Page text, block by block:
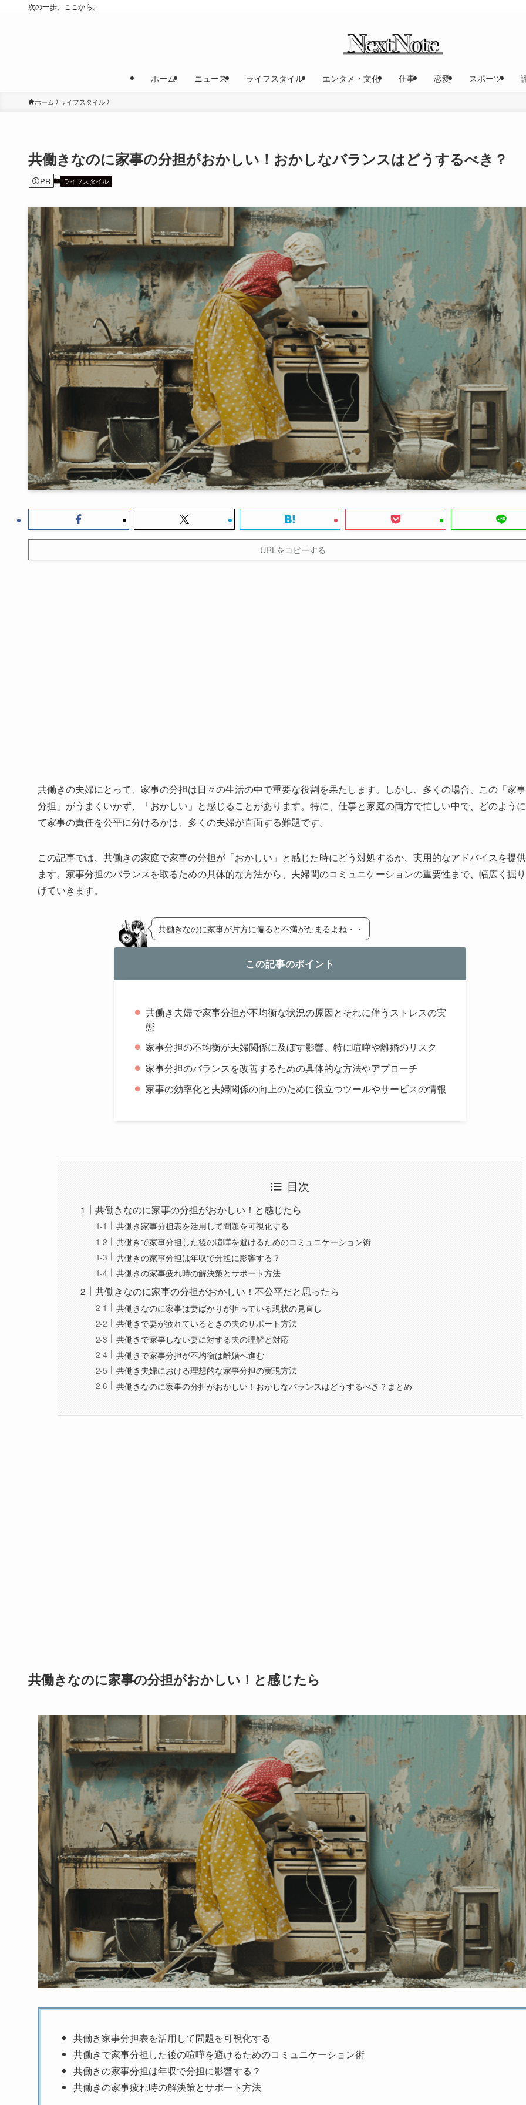
次の一歩、ここから。
ホーム ニュース ライフスタイル エンタメ・文化 仕事 恋愛 スポーツ
ホーム ライフスタイル
共働きなのに家事の分担がおかしい！おかしなバランスはどうするべき？
PR ライフスタイル
URLをコピーする
共働きの夫婦にとって、家事の分担は日々の生活の中で重要な役割を果たします。しかし、多くの場合、この「家
分担」がうまくいかず、「おかしい」と感じることがあります。特に、仕事と家庭の両方で忙しい中で、どのよう
て家事の責任を公平に分けるかは、多くの夫婦が直面する難題です。
この記事では、共働きの家庭で家事の分担が「おかしい」と感じた時にどう対処するか、実用的なアドバイスを提
ます。家事分担のバランスを取るための具体的な方法から、夫婦間のコミュニケーションの重要性まで、幅広く掘
げていきます。
共働きなのに家事が片方に偏ると不満がたまるよね・・
この記事のポイント
共働き夫婦で家事分担が不均衡な状況の原因とそれに伴うストレスの実
態
家事分担の不均衡が夫婦関係に及ぼす影響、特に喧嘩や離婚のリスク
家事分担のバランスを改善するための具体的な方法やアプローチ
家事の効率化と夫婦関係の向上のために役立つツールやサービスの情報
目次
共働きなのに家事の分担がおかしい！と感じたら
共働き家事分担表を活用して問題を可視化する
共働きで家事分担した後の喧嘩を避けるためのコミュニケーション術
共働きの家事分担は年収で分担に影響する？
共働きの家事疲れ時の解決策とサポート方法
共働きなのに家事の分担がおかしい！不公平だと思ったら
共働きなのに家事は妻ばかりが担っている現状の見直し
共働きで妻が疲れているときの夫のサポート方法
共働きで家事しない妻に対する夫の理解と対応
共働きで家事分担が不均衡は離婚へ進む
共働き夫婦における理想的な家事分担の実現方法
共働きなのに家事の分担がおかしい！おかしなバランスはどうするべき？まとめ
共働きなのに家事の分担がおかしい！と感じたら
共働き家事分担表を活用して問題を可視化する
共働きで家事分担した後の喧嘩を避けるためのコミュニケーション術
共働きの家事分担は年収で分担に影響する？
共働きの家事疲れ時の解決策とサポート方法